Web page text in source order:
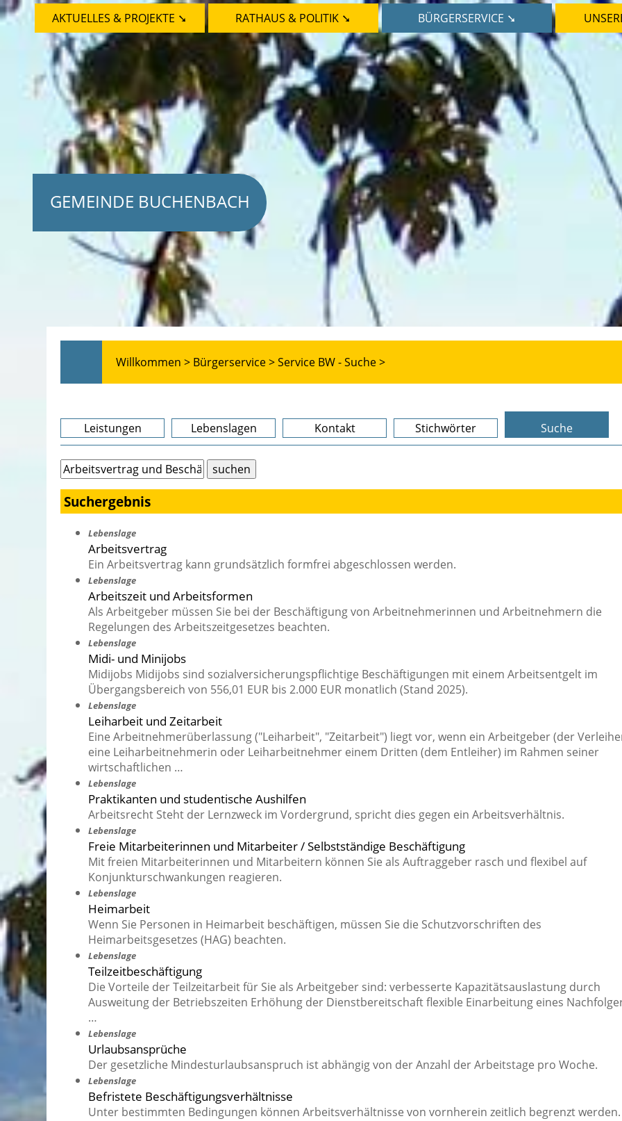
GEMEINDE BUCHENBACH
AKTUELLES & PROJEKTE ➘ RATHAUS & POLITIK ➘ BÜRGERSERVICE ➘
Willkommen > Bürgerservice >Service BW - Suche >
Leistungen Lebenslagen Kontakt Stichwörter Suche
Suchergebnis
Lebenslage
Arbeitsvertrag
Ein Arbeitsvertrag kann grundsätzlich formfrei abgeschlossen werden.
Lebenslage
Arbeitszeit und Arbeitsformen
Als Arbeitgeber müssen Sie bei der Beschäftigung von Arbeitnehmerinnen und Arbeitnehmern die
Regelungen des Arbeitszeitgesetzes beachten.
Lebenslage
Midi- und Minijobs
Midijobs Midijobs sind sozialversicherungspflichtige Beschäftigungen mit einem Arbeitsentgelt im
Übergangsbereich von 556,01 EUR bis 2.000 EUR monatlich (Stand 2025).
Lebenslage
Leiharbeit und Zeitarbeit
Eine Arbeitnehmerüberlassung ("Leiharbeit", "Zeitarbeit") liegt vor, wenn ein Arbeitgeber (der
eine Leiharbeitnehmerin oder Leiharbeitnehmer einem Dritten (dem Entleiher) im Rahmen seiner
wirtschaftlichen …
Lebenslage
Praktikanten und studentische Aushilfen
Arbeitsrecht Steht der Lernzweck im Vordergrund, spricht dies gegen ein Arbeitsverhältnis.
Lebenslage
Freie Mitarbeiterinnen und Mitarbeiter / Selbstständige Beschäftigung
Mit freien Mitarbeiterinnen und Mitarbeitern können Sie als Auftraggeber rasch und flexibel auf
Konjunkturschwankungen reagieren.
Lebenslage
Heimarbeit
Wenn Sie Personen in Heimarbeit beschäftigen, müssen Sie die Schutzvorschriften des
Heimarbeitsgesetzes (HAG) beachten.
Lebenslage
Teilzeitbeschäftigung
Die Vorteile der Teilzeitarbeit für Sie als Arbeitgeber sind: verbesserte Kapazitätsauslastung durch
Ausweitung der Betriebszeiten Erhöhung der Dienstbereitschaft flexible Einarbeitung eines
…
Lebenslage
Urlaubsansprüche
Der gesetzliche Mindesturlaubsanspruch ist abhängig von der Anzahl der Arbeitstage pro Woche.
Lebenslage
Befristete Beschäftigungsverhältnisse
Unter bestimmten Bedingungen können Arbeitsverhältnisse von vornherein zeitlich begrenzt werden.